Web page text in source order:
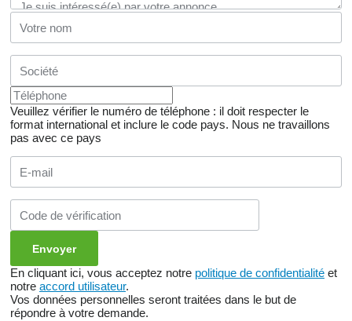
Veuillez vérifier le numéro de téléphone : il doit respecter le
format international et inclure le code pays. Nous ne travaillons
pas avec ce pays
En cliquant ici, vous acceptez notre politique de confidentialité et
notre accord utilisateur.
Vos données personnelles seront traitées dans le but de
répondre à votre demande.